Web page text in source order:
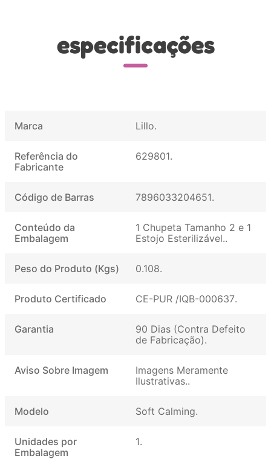
especificações
Marca Lillo
Referência do
Fabricante
629801
Código de Barras 7896033204651
Conteúdo da
Embalagem
1 Chupeta Tamanho 2 e 1
Estojo Esterilizável.
Peso do Produto (Kgs) 0.108
Produto Certificado CE-PUR /IQB-000637
Garantia
90 Dias (Contra Defeito
de Fabricação)
Aviso Sobre Imagem
Imagens Meramente
Ilustrativas.
Modelo Soft Calming
Unidades por
Embalagem
1